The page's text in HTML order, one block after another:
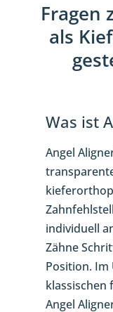
Fragen
als
Was ist
Angel
individuell
Zähne
Position. Im
klassischen
Angel